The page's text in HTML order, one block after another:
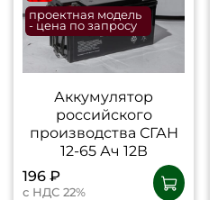
проектная модель
- цена по запросу
Аккумулятор
российского
производства СГАН
12-65 Ач 12В
196 ₽
с НДС 22%